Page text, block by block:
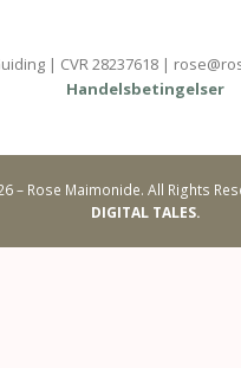
| CVR 28237618 |
Handelsbetingelser
– Rose Maimonide. All Rights
DIGITAL TALES.